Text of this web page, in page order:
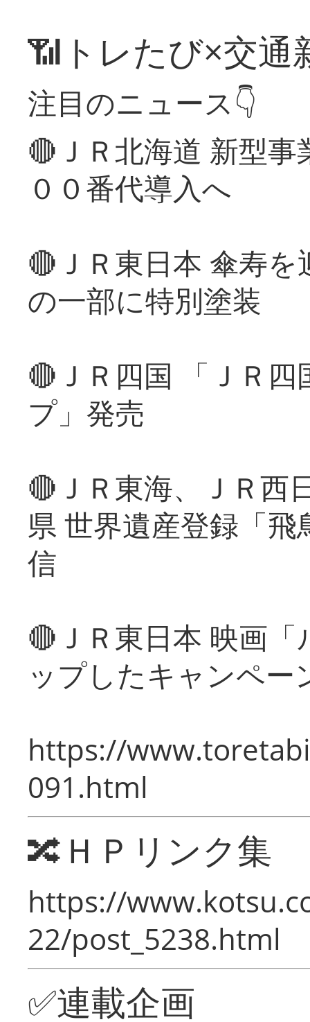
📶トレたび×交通
注目のニュース👇
🔴ＪＲ北海道 新型
００番代導入へ
🔴ＪＲ東日本 傘寿
の一部に特別塗装
🔴ＪＲ四国 「ＪＲ
プ」発売
🔴ＪＲ東海、ＪＲ西
県 世界遺産登録「
信
🔴ＪＲ東日本 映画
ップしたキャンペー
https://
091.html
🔀ＨＰリンク集
https://
22/post_5238.html
✅連載企画